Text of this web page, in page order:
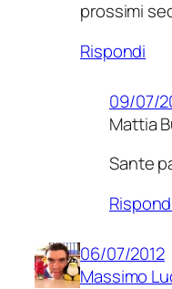
prossimi
Rispondi
09/07/
Mattia
Sante
06/07/2012
Massimo